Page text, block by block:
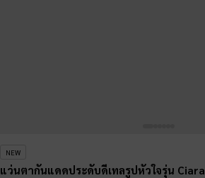
NEW
แว่นตากันแดดประดับดีเทลรูปหัวใจรุ่น Ciara